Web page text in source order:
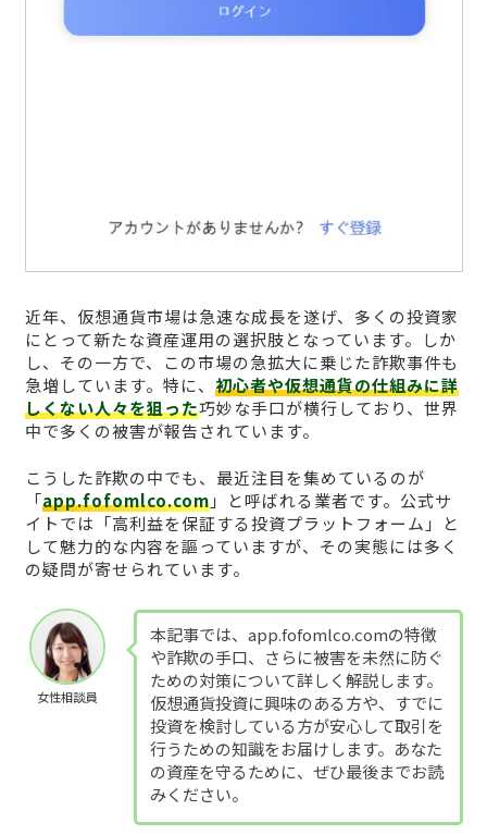
近年、仮想通貨市場は急速な成長を遂げ、多くの投資家
にとって新たな資産運用の選択肢となっています。しか
し、その一方で、この市場の急拡大に乗じた詐欺事件も
急増しています。特に、 初心者や仮想通貨の仕組みに詳
しくない人々を狙った巧妙な手口が横行しており、世界
中で多くの被害が報告されています。
こうした詐欺の中でも、最近注目を集めているのが
「app.fofomlco.com」と呼ばれる業者です。公式サ
イトでは「高利益を保証する投資プラットフォーム」と
して魅力的な内容を謳っていますが、その実態には多く
の疑問が寄せられています。
女性相談員
本記事では、app.fofomlco.comの特徴
や詐欺の手口、さらに被害を未然に防ぐ
ための対策について詳しく解説します。
仮想通貨投資に興味のある方や、すでに
投資を検討している方が安心して取引を
行うための知識をお届けします。あなた
の資産を守るために、ぜひ最後までお読
みください。